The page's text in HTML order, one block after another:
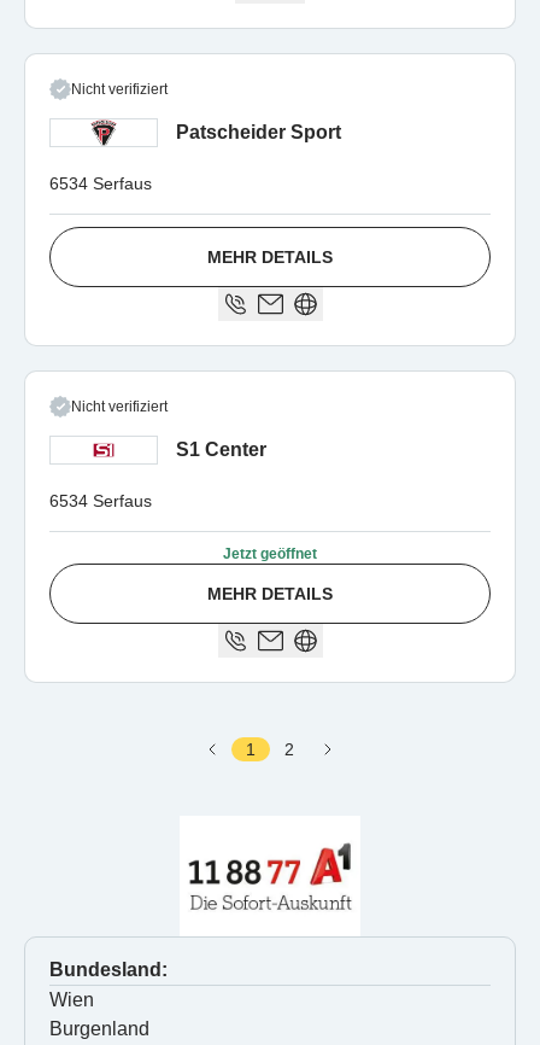
Nicht verifiziert
Patscheider Sport
6534 Serfaus
MEHR DETAILS
Nicht verifiziert
S1 Center
6534 Serfaus
Jetzt geöffnet
MEHR DETAILS
1 2
Bundesland:
Wien
Burgenland